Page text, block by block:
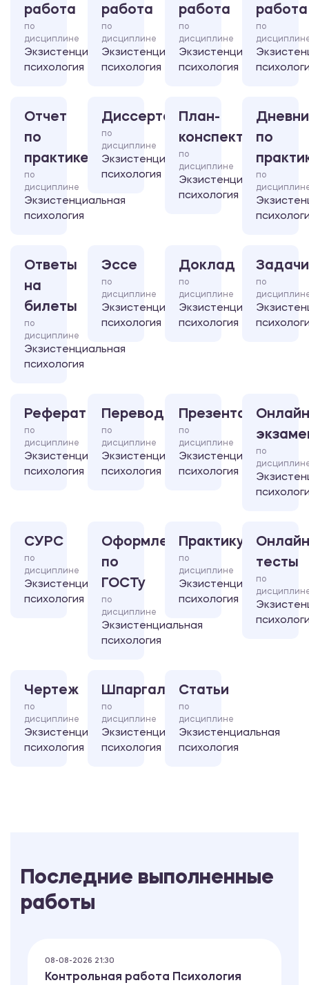
работа
по
дисциплине
Экзистенциальная
психология
работа
по
дисциплине
Экзистенциальная
психология
работа
по
дисциплине
Экзистенциальная
психология
работа
по
Отчет
по
практике
по
дисциплине
Экзистенциальная
психология
Диссертация
по
дисциплине
Экзистенциальная
психология
План-
конспект
по
дисциплине
Экзистенциальная
психология
по
по
Ответы
на
билеты
по
дисциплине
Экзистенциальная
психология
Эссе
по
дисциплине
Экзистенциальная
психология
Доклад
по
дисциплине
Экзистенциальная
психология
Задачи
по
Реферат
по
дисциплине
Экзистенциальная
психология
Перевод
по
дисциплине
Экзистенциальная
психология
Презентация
по
дисциплине
Экзистенциальная
психология
по
СУРС
по
дисциплине
Экзистенциальная
психология
Оформление
по
ГОСТу
по
дисциплине
Экзистенциальная
психология
Практикум
по
дисциплине
Экзистенциальная
психология
тесты
по
Чертеж
по
дисциплине
Экзистенциальная
психология
Шпаргалка
по
дисциплине
Экзистенциальная
психология
Статьи
по
дисциплине
Экзистенциальная
психология
Последние выполненные
работы
08-08-2026 21:30
Контрольная работа Психология